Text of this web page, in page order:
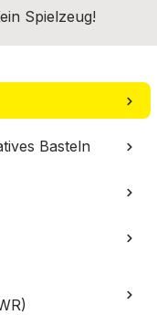
Spielzeug!
Basteln